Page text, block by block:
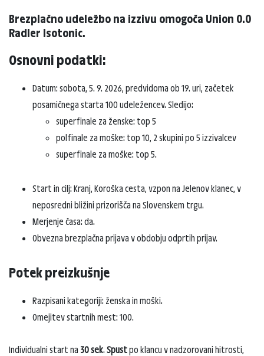
Brezplačno udeležbo na izzivu omogoča Union 0.0
Radler Isotonic.
Osnovni podatki:
Datum: sobota, 5. 9. 2026, predvidoma ob 19. uri, začetek
posamičnega starta 100 udeležencev. Sledijo:
superfinale za ženske: top 5
polfinale za moške: top 10, 2 skupini po 5 izzivalcev
superfinale za moške: top 5.
Start in cilj: Kranj, Koroška cesta, vzpon na Jelenov klanec, v
neposredni bližini prizorišča na Slovenskem trgu.
Merjenje časa: da.
Obvezna brezplačna prijava v obdobju odprtih prijav.
Potek preizkušnje
Razpisani kategoriji: ženska in moški.
Omejitev startnih mest: 100.
Individualni start na 30 sek. Spustpo klancu v nadzorovani hitrosti,